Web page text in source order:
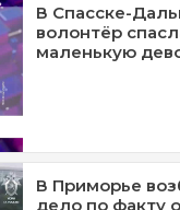
В Спасске-
волонтёр
маленькую
В Приморье
дело по факту